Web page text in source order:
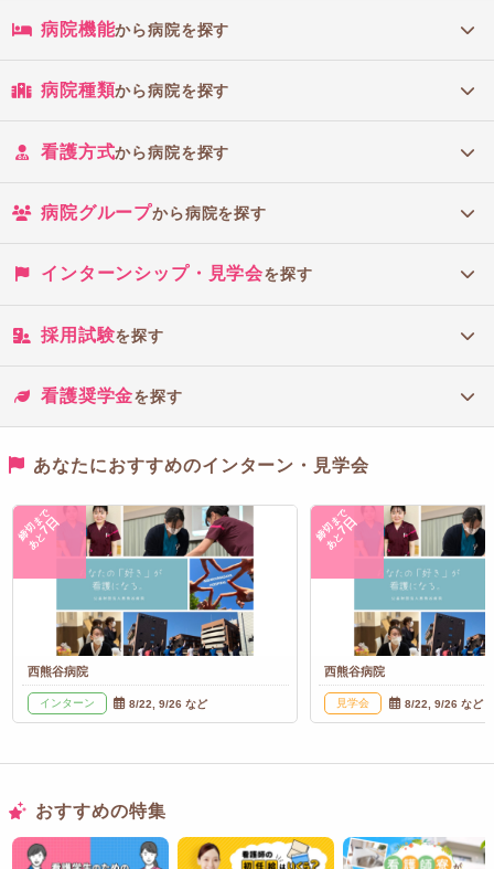
病院機能から病院を探す
病院種類から病院を探す
看護方式から病院を探す
病院グループから病院を探す
インターンシップ・見学会を探す
採用試験を探す
看護奨学金を探す
あなたにおすすめのインターン・見学会
締切まで
あと
7日
西熊谷病院
インターン 8/22, 9/26 など
締切まで
あと
7日
西熊谷病院
見学会 8/22, 9/26 など
おすすめの特集